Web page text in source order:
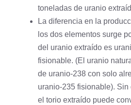
toneladas de uranio
La diferencia en la
los dos elementos surge
del uranio extraído es
fisionable. (El uranio
de uranio-238 con solo
uranio-235 fisionable). Sin
el torio extraído puede